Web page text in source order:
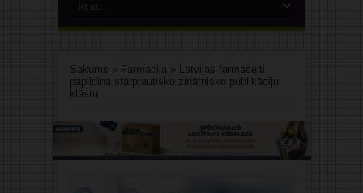
Sākums » Farmācija» Latvijas farmaceiti
papildina starptautisko zinātnisko publikāciju
klāstu